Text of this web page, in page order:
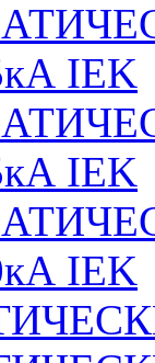
IEK
IEK
IEK